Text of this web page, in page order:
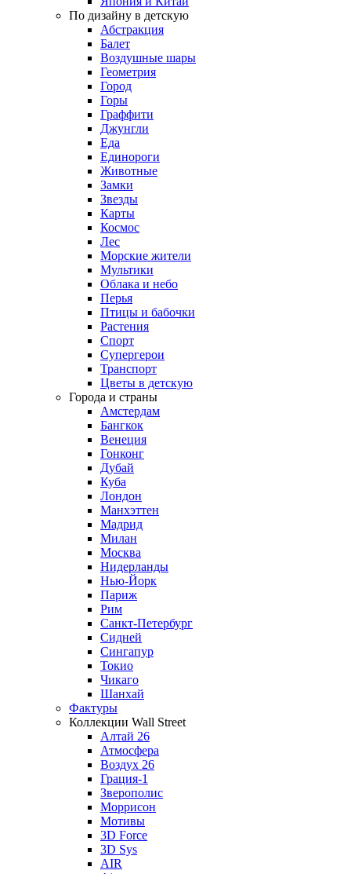
По дизайну в детскую
Абстракция
Балет
Воздушные шары
Геометрия
Город
Горы
Граффити
Джунгли
Еда
Единороги
Животные
Замки
Звезды
Карты
Космос
Лес
Морские жители
Мультики
Облака и небо
Перья
Птицы и бабочки
Растения
Спорт
Супергерои
Транспорт
Цветы в детскую
Города и страны
Амстердам
Бангкок
Венеция
Гонконг
Дубай
Куба
Лондон
Манхэттен
Мадрид
Милан
Москва
Нидерланды
Нью-Йорк
Париж
Рим
Санкт-Петербург
Сидней
Сингапур
Токио
Чикаго
Шанхай
Фактуры
Коллекции Wall Street
Алтай 26
Атмосфера
Воздух 26
Грация-1
Зверополис
Моррисон
Мотивы
3D Force
3D Sys
AIR